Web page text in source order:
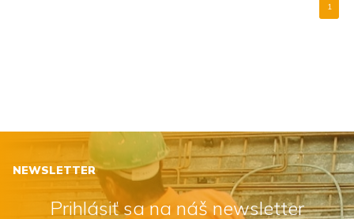
1
NEWSLETTER
Prihlásiť sa na náš newsletter